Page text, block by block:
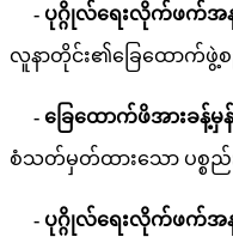
- ပုဂ္ဂိုလ်ရေးလိုက်ဖက်အနား
လူနာတိုင်း၏ခြေထောက်ဖွဲ့စ
- ခြေထောက်ဖိအားခန့်မှန်းမှု
စံသတ်မှတ်ထားသော ပစ္စည်း
- ပုဂ္ဂိုလ်ရေးလိုက်ဖက်အနားက